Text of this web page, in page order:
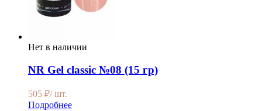
Нет в наличии
NR Gel classic №08 (15 гр)
505 ₽/ шт.
Подробнее